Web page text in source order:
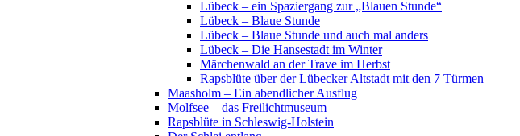
Lübeck – ein Spaziergang zur „Blauen Stunde“
Lübeck – Blaue Stunde
Lübeck – Blaue Stunde und auch mal anders
Lübeck – Die Hansestadt im Winter
Märchenwald an der Trave im Herbst
Rapsblüte über der Lübecker Altstadt mit den 7 Türmen
Maasholm – Ein abendlicher Ausflug
Molfsee – das Freilichtmuseum
Rapsblüte in Schleswig-Holstein